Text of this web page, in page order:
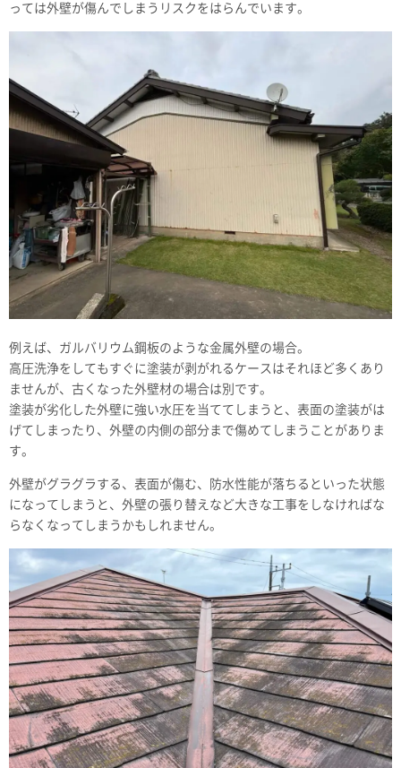
っては外壁が傷んでしまうリスクをはらんでいます。
例えば、ガルバリウム鋼板のような金属外壁の場合。
高圧洗浄をしてもすぐに塗装が剥がれるケースはそれほど多くあり
ませんが、古くなった外壁材の場合は別です。
塗装が劣化した外壁に強い水圧を当ててしまうと、表面の塗装がは
げてしまったり、外壁の内側の部分まで傷めてしまうことがありま
す。
外壁がグラグラする、表面が傷む、防水性能が落ちるといった状態
になってしまうと、外壁の張り替えなど大きな工事をしなければな
らなくなってしまうかもしれません。